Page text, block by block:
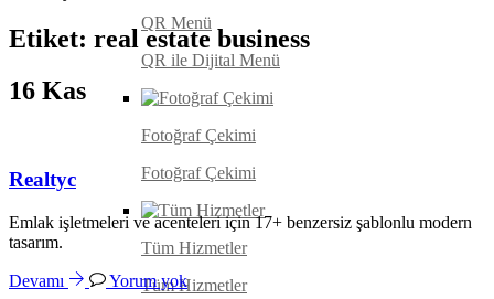
QR Menü
QR ile Dijital Menü
Fotoğraf Çekimi
Fotoğraf Çekimi
Tüm Hizmetler
Tüm Hizmetler
Etiket: real estate business
16 Kas
Realtyc
Emlak işletmeleri ve acenteleri için 17+ benzersiz şablonlu modern
tasarım.
Devamı Yorum yok